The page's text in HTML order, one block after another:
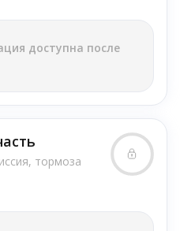
доступна после
тормоза